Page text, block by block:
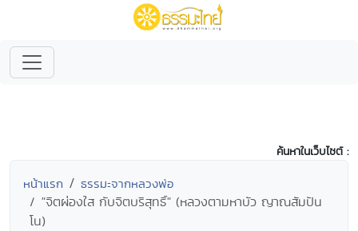
ค้นหาในเว็บไซต์ :
หน้าแรก ธรรมะจากหลวงพ่อ
"จิตผ่องใส กับจิตบริสุทธิ์" (หลวงตามหาบัว ญาณสัมปัน
โน)